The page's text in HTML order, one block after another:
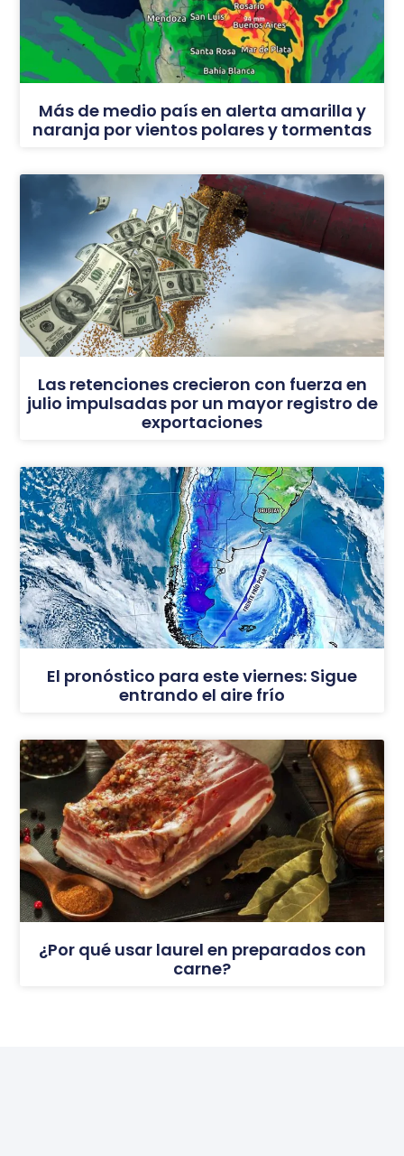
Más de medio país en alerta amarilla y
naranja por vientos polares y tormentas
Las retenciones crecieron con fuerza en
julio impulsadas por un mayor registro de
exportaciones
El pronóstico para este viernes: Sigue
entrando el aire frío
¿Por qué usar laurel en preparados con
carne?